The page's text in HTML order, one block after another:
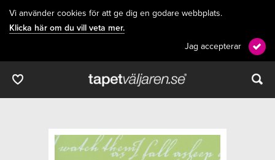
Vi använder cookies för att ge dig en godare webbplats.
Klicka här om du vill veta mer.
Jag accepterar